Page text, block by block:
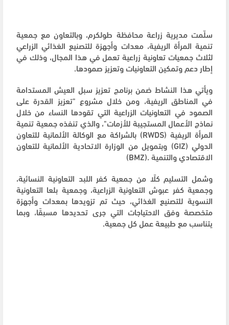
سلّمت مديرية زراعة محافظة طولكرم، وبالتعاون مع جمعية
تنمية المرأة الريفية، معدات وأجهزة للتصنيع الغذائي الزراعي
لثلاث جمعيات تعاونية زراعية تعمل في هذا المجال، وذلك في
إطار دعم وتمكين التعاونيات وتعزيز صمودها.
ويأتي هذا النشاط ضمن برنامج تعزيز سبل العيش المستدامة
في المناطق الريفية، ومن خلال مشروع "تعزيز القدرة على
الصمود في التعاونيات الزراعية التي تقودها النساء من خلال
نماذج الأعمال المستجيبة للأزمات"، والذي تنفذه جمعية تنمية
المرأة الريفية (RWDS) بالشراكة مع الوكالة الألمانية للتعاون
الدولي (GIZ) وبتمويل من الوزارة الاتحادية الألمانية للتعاون
الاقتصادي والتنمية .(BMZ)
وشمل التسليم كلًا من جمعية كفر اللبد التعاونية النسائية،
وجمعية كفر عبوش التعاونية الزراعية، وجمعية بلعا التعاونية
النسوية للتصنيع الغذائي، حيث تم تزويدها بمعدات وأجهزة
متخصصة وفق الاحتياجات التي جرى تحديدها مسبقًا، وبما
يتناسب مع طبيعة عمل كل جمعية.